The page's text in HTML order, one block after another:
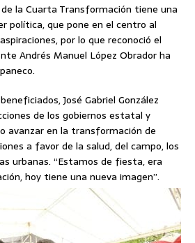
la Cuarta Transformación tiene una
política, que pone en el centro al
por lo que reconoció el
Andrés Manuel López Obrador ha
José Gabriel González
de los gobiernos estatal y
avanzar en la transformación de
a favor de la salud, del campo, los
urbanas. “Estamos de fiesta, era
hoy tiene una nueva imagen”.